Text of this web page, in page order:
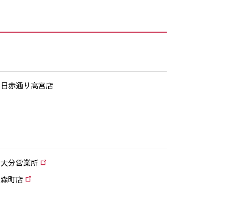
日赤通り高宮店
大分営業所
森町店